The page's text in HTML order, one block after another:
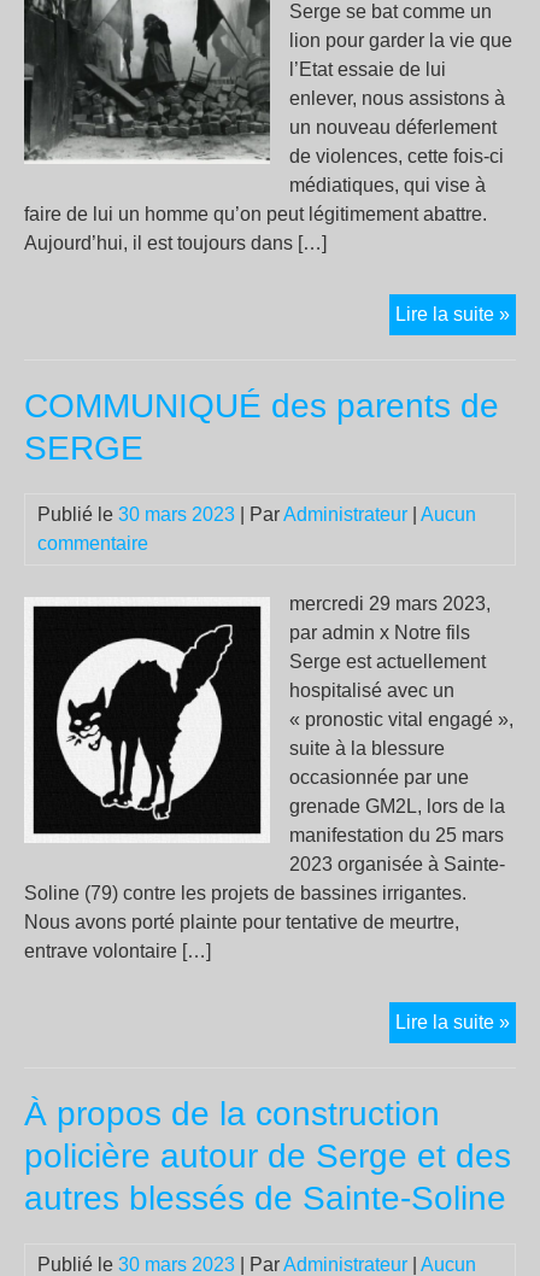
Serge se bat comme un
lion pour garder la vie que
l’Etat essaie de lui
enlever, nous assistons à
un nouveau déferlement
de violences, cette fois-ci
médiatiques, qui vise à
faire de lui un homme qu’on peut légitimement abattre.
Aujourd’hui, il est toujours dans […]
Lire la suite »
COMMUNIQUÉ des parents de
SERGE
Publié le 30 mars 2023 | ParAdministrateur
Aucun
commentaire
mercredi 29 mars 2023,
par admin x Notre fils
Serge est actuellement
hospitalisé avec un
« pronostic vital engagé »,
suite à la blessure
occasionnée par une
grenade GM2L, lors de la
manifestation du 25 mars
2023 organisée à Sainte-
Soline (79) contre les projets de bassines irrigantes.
Nous avons porté plainte pour tentative de meurtre,
entrave volontaire […]
Lire la suite »
des
À propos de la construction
policière autour de Serge et des
autres blessés de Sainte-Soline
Publié le 30 mars 2023 | ParAdministrateur
Aucun